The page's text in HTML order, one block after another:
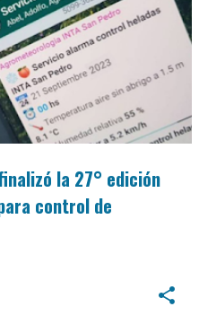
la 27° edición
control de